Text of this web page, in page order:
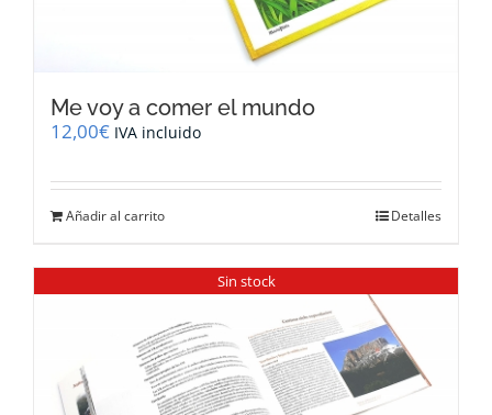
Me voy a comer el mundo
12,00€ IVA incluido
Añadir al carrito Detalles
Sin stock